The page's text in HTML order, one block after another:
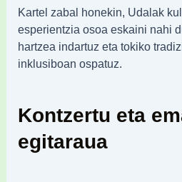
Kartel zabal honekin, Udalak
esperientzia osoa eskaini nahi
hartzea indartuz eta tokiko
inklusiboan ospatuz.
Kontzertu eta
egitaraua